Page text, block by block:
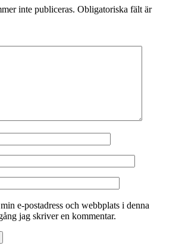
inte publiceras. Obligatoriska fält är
e-postadress och webbplats i denna
jag skriver en kommentar.